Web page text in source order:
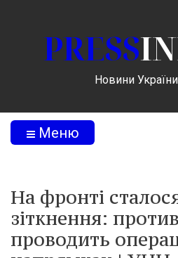
PRESS
Новини України
Меню
На фронті
зіткнення:
проводить